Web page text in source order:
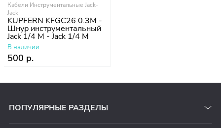
Кабели Инструментальные Jack-
Jack
KUPFERN KFGC26 0.3M -
Шнур инструментальный
Jack 1/4 M - Jack 1/4 M
В наличии
500 р.
ПОПУЛЯРНЫЕ РАЗДЕЛЫ